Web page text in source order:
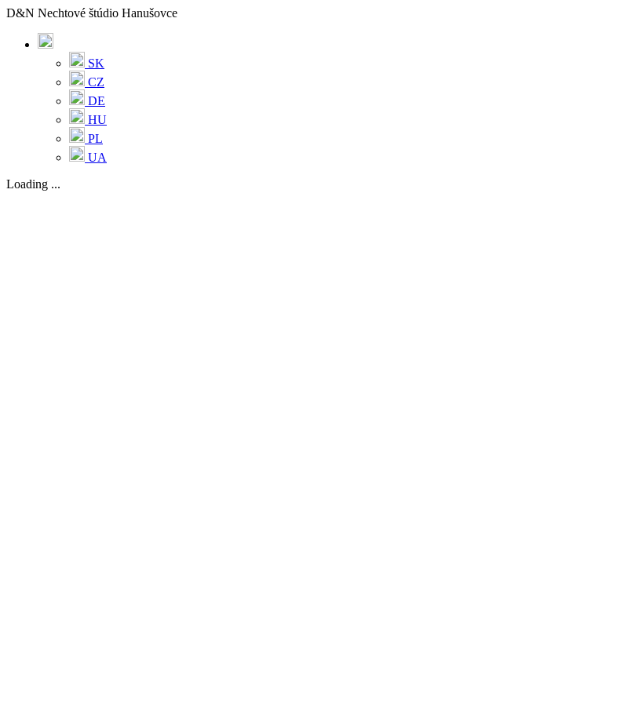
D&N Nechtové štúdio Hanušovce
SK
CZ
DE
HU
PL
UA
Loading ...